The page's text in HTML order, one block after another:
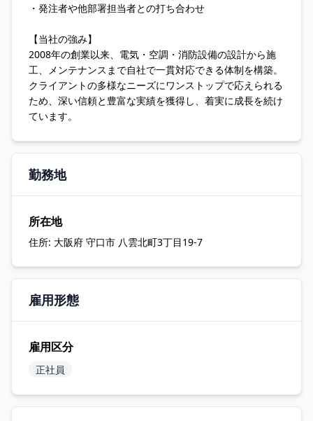
・発注者や他部署担当者との打ち合わせ
【当社の強み】
2008年の創業以来、電気・空調・消防設備の設計から施
工、メンテナンスまで自社で一貫対応できる体制を構築。
クライアントの多様なニーズにワンストップで応えられる
ため、深い信頼と豊富な実績を獲得し、着実に成長を続け
ています。
勤務地
所在地
住所: 大阪府 守口市 八雲北町3丁目19-7
雇用形態
雇用区分
正社員